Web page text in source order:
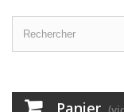
Panier